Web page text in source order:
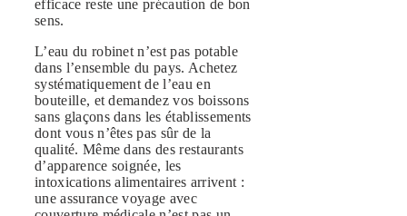
efficace reste une précaution de bon
sens.
L’eau du robinet n’est pas potable
dans l’ensemble du pays. Achetez
systématiquement de l’eau en
bouteille, et demandez vos boissons
sans glaçons dans les établissements
dont vous n’êtes pas sûr de la
qualité. Même dans des restaurants
d’apparence soignée, les
intoxications alimentaires arrivent :
une assurance voyage avec